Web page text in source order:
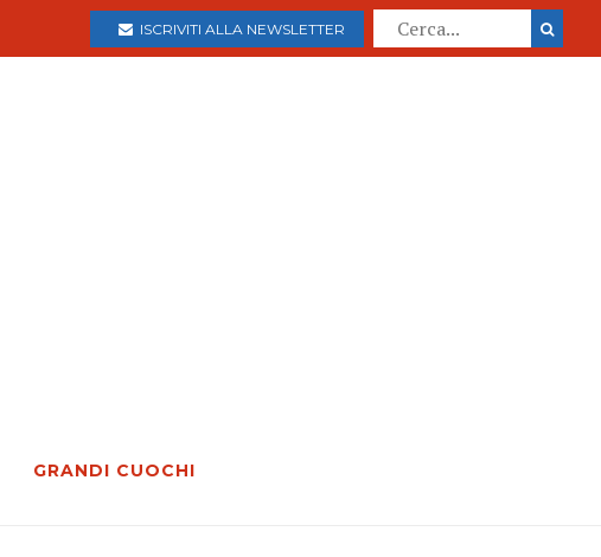
ISCRIVITI ALLA NEWSLETTER
GRANDI CUOCHI